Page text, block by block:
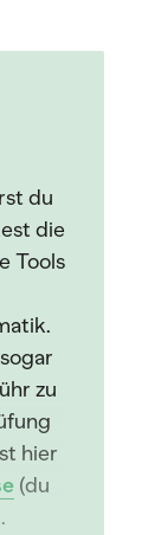
du
die
Tools
zu
hier
(du